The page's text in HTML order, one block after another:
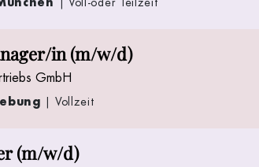
in (m/w/d)
GmbH
| Vollzeit
(m/w/d)